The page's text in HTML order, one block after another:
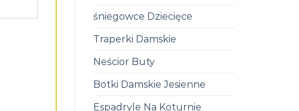
śniegowce Dziecięce
Traperki Damskie
Neścior Buty
Botki Damskie Jesienne
Espadryle Na Koturnie